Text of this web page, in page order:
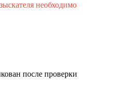
необходимо
после проверки